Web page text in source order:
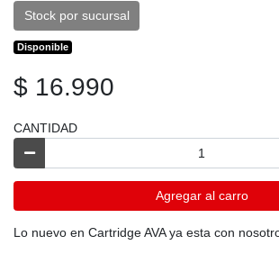
Stock por sucursal
Disponible
$ 16.990
CANTIDAD
Agregar al carro
Lo nuevo en Cartridge AVA ya esta con